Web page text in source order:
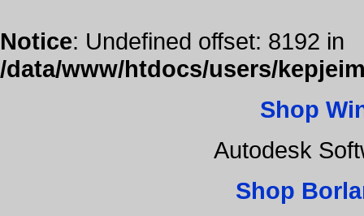
Notice: Undefined offset: 8192 in
/data/www/htdocs/users/
Shop
Autodesk
Shop